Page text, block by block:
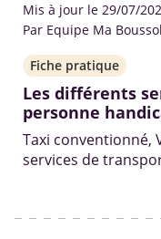
Mis à jour le 29/07/
Par Equipe Ma
Fiche pratique
Les différents
personne
Taxi conventionné,
services de
personnes